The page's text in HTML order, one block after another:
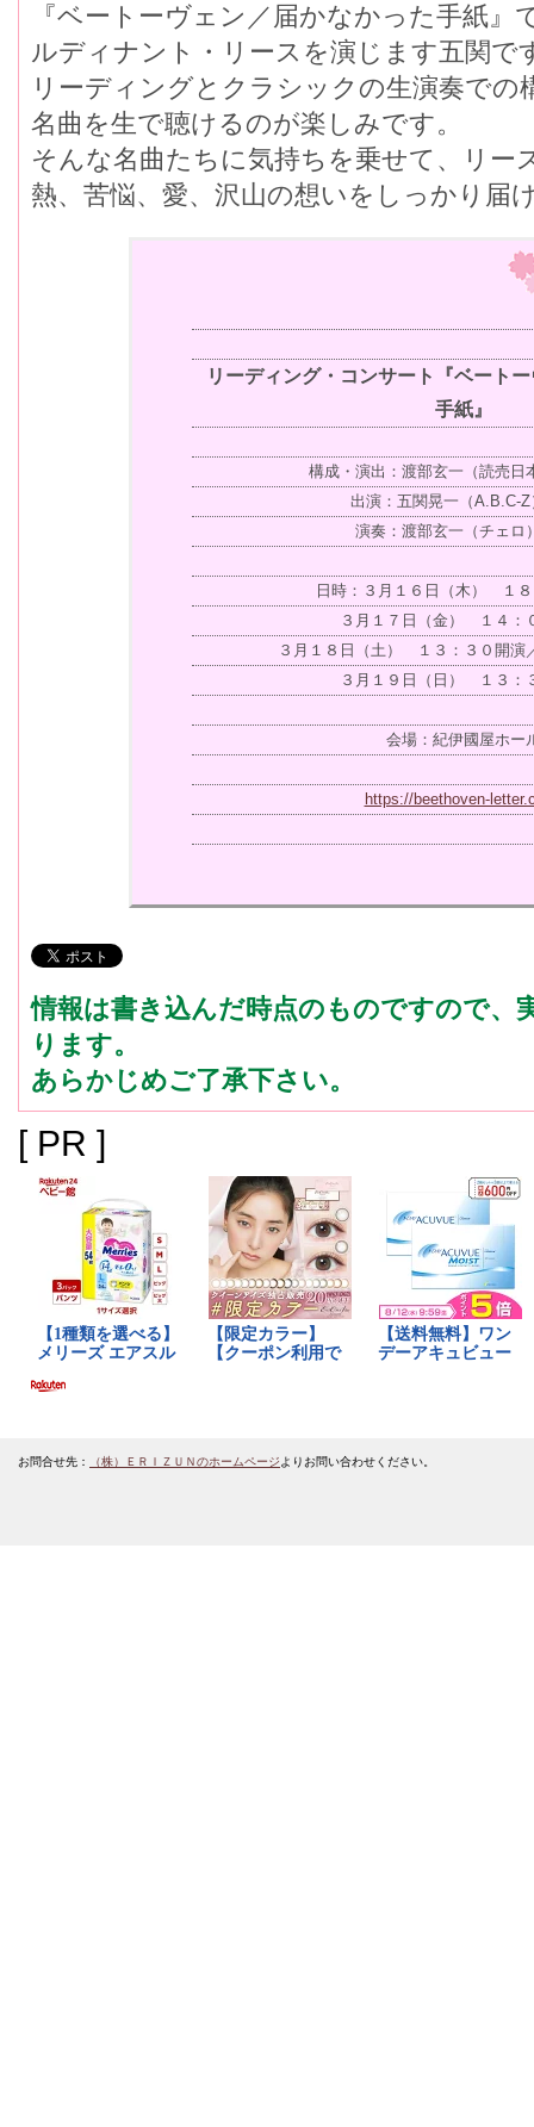
『ベートーヴェン／届かなかった手紙
ルディナント・リースを演じます五関で
リーディングとクラシックの生演奏での
名曲を生で聴けるのが楽しみです。
そんな名曲たちに気持ちを乗せて、リー
熱、苦悩、愛、沢山の想いをしっかり届
リーディング・コンサート『ベート
手紙』
構成・演出：渡部玄一（読売日
出演：五関晃一（A.B.C-Z
演奏：渡部玄一（チェロ
日時：３月１６日（木） １
３月１７日（金） １４：
３月１８日（土） １３：３０開演
３月１９日（日） １３：
会場：紀伊國屋ホー
https://beethoven-
情報は書き込んだ時点のものですので、
ります。
あらかじめご了承下さい。
[ PR ]
お問合せ先： （株）ＥＲＩＺＵＮのホームページよりお問い合わせください。